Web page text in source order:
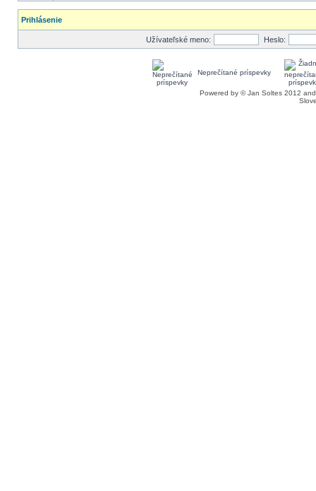
Prihlásenie
Užívateľské meno: Heslo:
Neprečítané príspevky
Powered by © Jan Soltes 2012